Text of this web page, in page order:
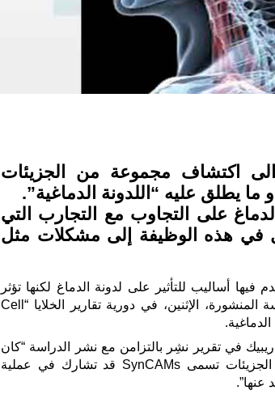
اكتشاف مجموعة من الجزيئات
ما يطلق عليه “اللدونة الدماغية”.
على التجاوب مع التجارب التي
في هذه الوظيفة إلى مشكلات مثل
أساليب للتأثير على لدونة الدماغ لكنها تؤثر
على الدماغ بأكمله، تستهدف هذه الدراسة المنشورة، الإثنين، في دورية تقارير الخلايا “Cell
في تقرير نشِر بالتزامن مع نشر الدراسة “كان
لدينا بعض الأدلة على أن مجموعة من الجزيئات تسمى SynCAMs قد تشارك في عملية
عنها”.